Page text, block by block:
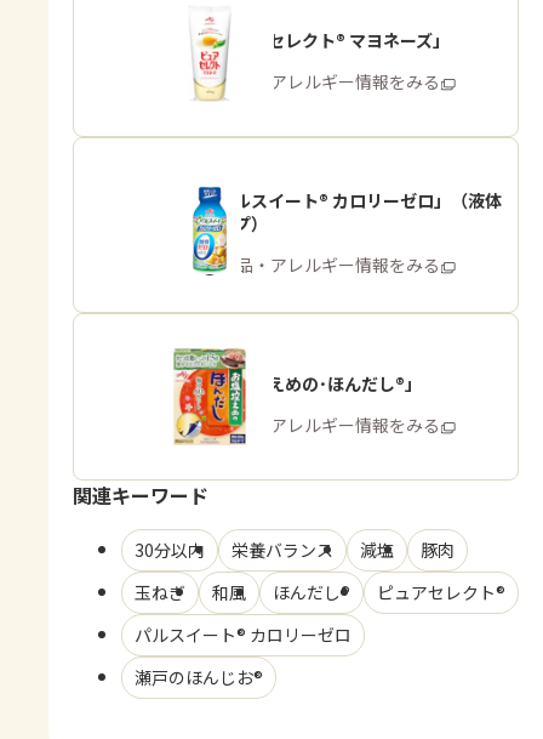
「ピュアセレクト® マヨネーズ」
商品・アレルギー情報をみる
「パルスイート® カロリーゼロ」（液体
タイプ）
商品・アレルギー情報をみる
「お塩控えめの･ほんだし®」
商品・アレルギー情報をみる
関連キーワード
30分以内 栄養バランス 減塩
豚肉
玉ねぎ
和風 ほんだし®
ピュアセレクト®
パルスイート® カロリーゼロ
瀬戸のほんじお®